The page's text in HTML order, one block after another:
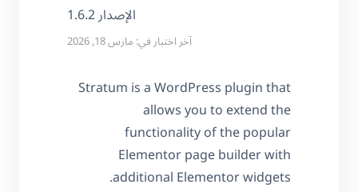
الإصدار 1.6.2
آخر اختبار في: مارس 18, 2026
Stratum is a WordPress plugin that
allows you to extend the
functionality of the popular
Elementor page builder with
additional Elementor widgets.